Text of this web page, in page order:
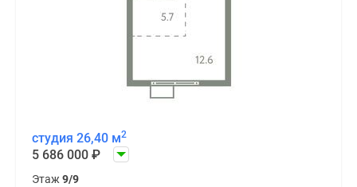
студия 26,40 м2
5 686 000 ₽
Этаж9/9